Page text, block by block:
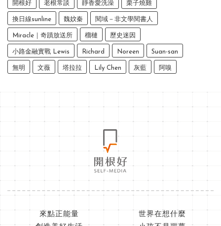
開根好 老根常談 靜香愛洗澡 栗子燒雞
換日線sunline 魏妏秦 閱域－非文學閱書人
Miracle｜奇蹟放送所 榴槤 歷史迷因
小路金融實戰 Lewis Richard Noreen Suan-san
無明 文薇 塔拉拉 Lily Chen 灰藍 阿嗅
來點正能量
世界在想什麼